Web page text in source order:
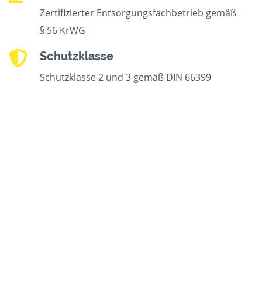
Zertifizierter Entsorgungsfachbetrieb gemäß
§ 56 KrWG
Schutzklasse
Schutzklasse 2 und 3 gemäß DIN 66399